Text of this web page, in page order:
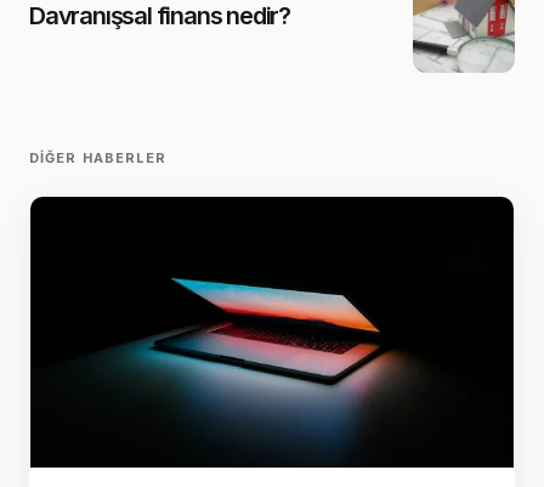
Davranışsal finans nedir?
DIĞER HABERLER